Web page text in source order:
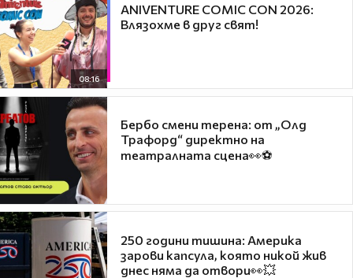
08:16
ANIVENTURE COMIC CON 2026:
Влязохме в друг свят!
Бербо смени терена: от „Олд
Трафорд“ директно на
театралната сцена👀⚽
250 години тишина: Америка
зарови капсула, която никой жив
днес няма да отвори👀💥